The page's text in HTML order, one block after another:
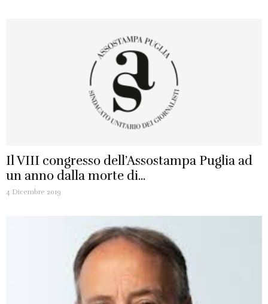
Il VIII congresso dell’Assostampa Puglia ad
un anno dalla morte di...
4 Dicembre 2019